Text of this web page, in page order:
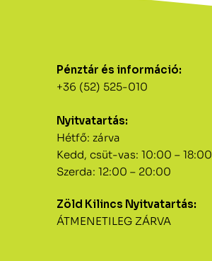
Pénztár és információ:
+36 (52) 525-010
Nyitvatartás:
Hétfő: zárva
Kedd, csüt-vas: 10:00 – 18:00
Szerda: 12:00 – 20:00
Zöld Kilincs Nyitvatartás:
ÁTMENETILEG ZÁRVA